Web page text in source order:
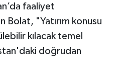
faaliyet
"Yatırım konusu
kılacak temel
doğrudan